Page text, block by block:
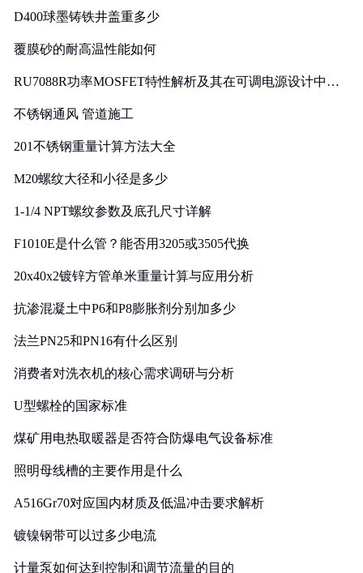
D400球墨铸铁井盖重多少
覆膜砂的耐高温性能如何
RU7088R功率MOSFET特性解析及其在可调电源设计中的
不锈钢通风 管道施工
201不锈钢重量计算方法大全
M20螺纹大径和小径是多少
1-1/4 NPT螺纹参数及底孔尺寸详解
F1010E是什么管？能否用3205或3505代换
20x40x2镀锌方管单米重量计算与应用分析
抗渗混凝土中P6和P8膨胀剂分别加多少
法兰PN25和PN16有什么区别
消费者对洗衣机的核心需求调研与分析
U型螺栓的国家标准
煤矿用电热取暖器是否符合防爆电气设备标准
照明母线槽的主要作用是什么
A516Gr70对应国内材质及低温冲击要求解析
镀镍钢带可以过多少电流
计量泵如何达到控制和调节流量的目的